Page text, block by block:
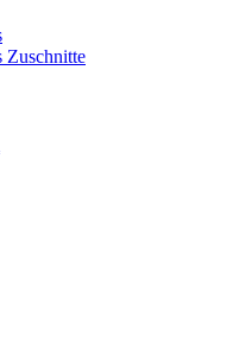
Zuschnitte